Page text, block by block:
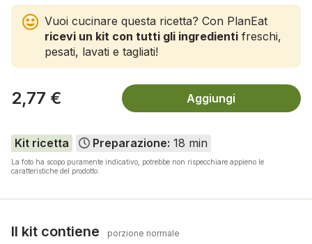
Vuoi cucinare questa ricetta? Con PlanEat
ricevi un kit con tutti gli ingredienti freschi,
pesati, lavati e tagliati!
2,77 € Aggiungi
Kit ricetta Preparazione: 18 min
La foto ha scopo puramente indicativo, potrebbe non rispecchiare appieno le
caratteristiche del prodotto.
Il kit contiene porzione normale